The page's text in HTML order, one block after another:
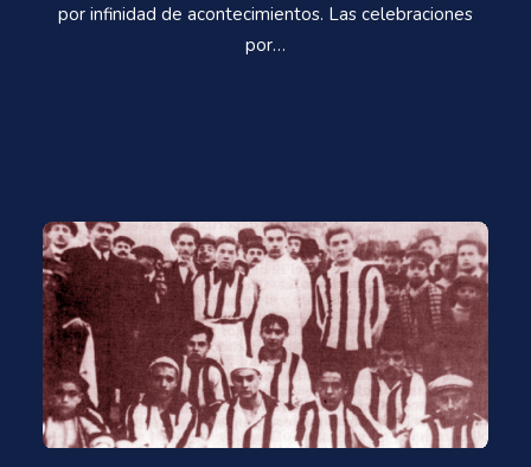
por infinidad de acontecimientos. Las celebraciones
por…